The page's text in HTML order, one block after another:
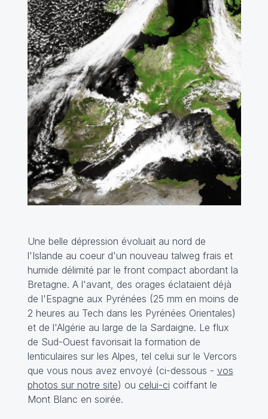
Une belle dépression évoluait au nord de
l'Islande au coeur d'un nouveau talweg frais et
humide délimité par le front compact abordant la
Bretagne. A l'avant, des orages éclataient déjà
de l'Espagne aux Pyrénées (25 mm en moins de
2 heures au Tech dans les Pyrénées Orientales)
et de l'Algérie au large de la Sardaigne. Le flux
de Sud-Ouest favorisait la formation de
lenticulaires sur les Alpes, tel celui sur le Vercors
que vous nous avez envoyé (ci-dessous - vos
photos sur notre site) ou celui-ci coiffant le
Mont Blanc en soirée.